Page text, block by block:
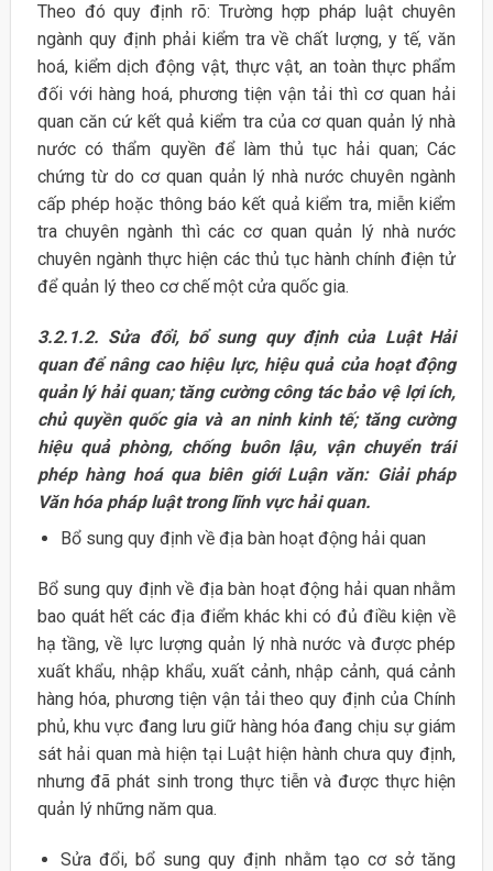
Theo đó quy định rõ: Trường hợp pháp luật chuyên
ngành quy định phải kiểm tra về chất lượng, y tế, văn
hoá, kiểm dịch động vật, thực vật, an toàn thực phẩm
đối với hàng hoá, phương tiện vận tải thì cơ quan hải
quan căn cứ kết quả kiểm tra của cơ quan quản lý nhà
nước có thẩm quyền để làm thủ tục hải quan; Các
chứng từ do cơ quan quản lý nhà nước chuyên ngành
cấp phép hoặc thông báo kết quả kiểm tra, miễn kiểm
tra chuyên ngành thì các cơ quan quản lý nhà nước
chuyên ngành thực hiện các thủ tục hành chính điện tử
để quản lý theo cơ chế một cửa quốc gia.
3.2.1.2. Sửa đổi, bổ sung quy định của Luật Hải
quan để nâng cao hiệu lực, hiệu quả của hoạt động
quản lý hải quan; tăng cường công tác bảo vệ lợi ích,
chủ quyền quốc gia và an ninh kinh tế; tăng cường
hiệu quả phòng, chống buôn lậu, vận chuyển trái
phép hàng hoá qua biên giới Luận văn: Giải pháp
Văn hóa pháp luật trong lĩnh vực hải quan.
Bổ sung quy định về địa bàn hoạt động hải quan
Bổ sung quy định về địa bàn hoạt động hải quan nhằm
bao quát hết các địa điểm khác khi có đủ điều kiện về
hạ tầng, về lực lượng quản lý nhà nước và được phép
xuất khẩu, nhập khẩu, xuất cảnh, nhập cảnh, quá cảnh
hàng hóa, phương tiện vận tải theo quy định của Chính
phủ, khu vực đang lưu giữ hàng hóa đang chịu sự giám
sát hải quan mà hiện tại Luật hiện hành chưa quy định,
nhưng đã phát sinh trong thực tiễn và được thực hiện
quản lý những năm qua.
Sửa đổi, bổ sung quy định nhằm tạo cơ sở tăng